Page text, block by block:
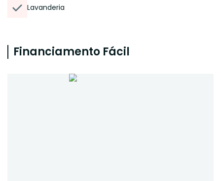
Lavanderia
Financiamento Fácil